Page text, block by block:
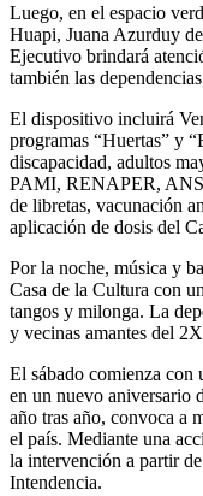
Luego, en el espacio
Huapi, Juana Azurduy
Ejecutivo brindará
también las
El dispositivo incluirá
programas “Huertas” y
discapacidad, adultos
PAMI, RENAPER,
de libretas, vacunación
aplicación de dosis del
Por la noche, música y
Casa de la Cultura con
tangos y milonga. La
y vecinas amantes del
El sábado comienza con
en un nuevo aniversario
año tras año, convoca a
el país. Mediante una
la intervención a partir
Intendencia.